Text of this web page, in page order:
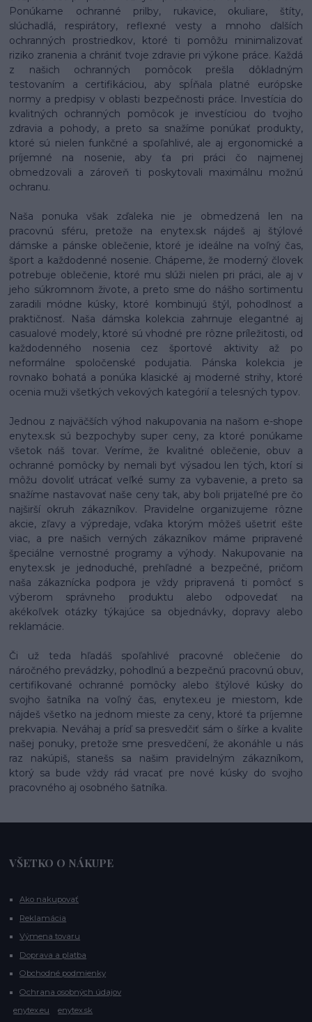
Ponúkame ochranné prilby, rukavice, okuliare, štíty,
slúchadlá, respirátory, reflexné vesty a mnoho ďalších
ochranných prostriedkov, ktoré ti pomôžu minimalizovať
riziko zranenia a chrániť tvoje zdravie pri výkone práce. Každá
z našich ochranných pomôcok prešla dôkladným
testovaním a certifikáciou, aby spĺňala platné európske
normy a predpisy v oblasti bezpečnosti práce. Investícia do
kvalitných ochranných pomôcok je investíciou do tvojho
zdravia a pohody, a preto sa snažíme ponúkať produkty,
ktoré sú nielen funkčné a spoľahlivé, ale aj ergonomické a
príjemné na nosenie, aby ťa pri práci čo najmenej
obmedzovali a zároveň ti poskytovali maximálnu možnú
ochranu.
Naša ponuka však zďaleka nie je obmedzená len na
pracovnú sféru, pretože na enytex.sk nájdeš aj štýlové
dámske a pánske oblečenie, ktoré je ideálne na voľný čas,
šport a každodenné nosenie. Chápeme, že moderný človek
potrebuje oblečenie, ktoré mu slúži nielen pri práci, ale aj v
jeho súkromnom živote, a preto sme do nášho sortimentu
zaradili módne kúsky, ktoré kombinujú štýl, pohodlnosť a
praktičnosť. Naša dámska kolekcia zahrnuje elegantné aj
casualové modely, ktoré sú vhodné pre rôzne príležitosti, od
každodenného nosenia cez športové aktivity až po
neformálne spoločenské podujatia. Pánska kolekcia je
rovnako bohatá a ponúka klasické aj moderné strihy, ktoré
ocenia muži všetkých vekových kategórií a telesných typov.
Jednou z najväčších výhod nakupovania na našom e-shope
enytex.sk sú bezpochyby super ceny, za ktoré ponúkame
všetok náš tovar. Veríme, že kvalitné oblečenie, obuv a
ochranné pomôcky by nemali byť výsadou len tých, ktorí si
môžu dovoliť utrácať veľké sumy za vybavenie, a preto sa
snažíme nastavovať naše ceny tak, aby boli prijateľné pre čo
najširší okruh zákazníkov. Pravidelne organizujeme rôzne
akcie, zľavy a výpredaje, vďaka ktorým môžeš ušetriť ešte
viac, a pre našich verných zákazníkov máme pripravené
špeciálne vernostné programy a výhody. Nakupovanie na
enytex.sk je jednoduché, prehľadné a bezpečné, pričom
naša zákaznícka podpora je vždy pripravená ti pomôcť s
výberom správneho produktu alebo odpovedať na
akékoľvek otázky týkajúce sa objednávky, dopravy alebo
reklamácie.
Či už teda hľadáš spoľahlivé pracovné oblečenie do
náročného prevádzky, pohodlnú a bezpečnú pracovnú obuv,
certifikované ochranné pomôcky alebo štýlové kúsky do
svojho šatníka na voľný čas, enytex.eu je miestom, kde
nájdeš všetko na jednom mieste za ceny, ktoré ťa príjemne
prekvapia. Neváhaj a príď sa presvedčiť sám o šírke a kvalite
našej ponuky, pretože sme presvedčení, že akonáhle u nás
raz nakúpiš, stanešs sa našim pravidelným zákazníkom,
ktorý sa bude vždy rád vracať pre nové kúsky do svojho
pracovného aj osobného šatníka.
VŠETKO O NÁKUPE
Ako nakupovať
Reklamácia
Výmena tovaru
Doprava a platba
Obchodné podmienky
Ochrana osobných údajov
enytex.eu
enytex.sk